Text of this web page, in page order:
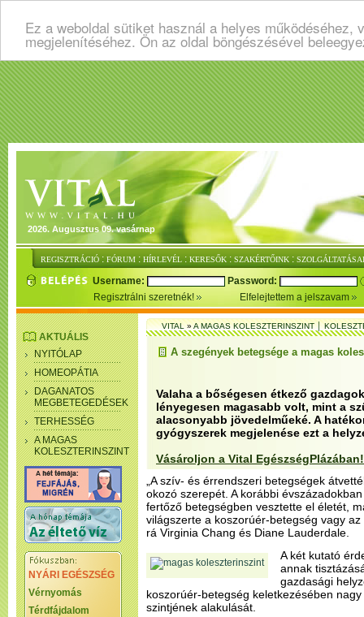
Ez a weboldal sütiket használ a helyes
megjelenítéséhez. Ön az oldal böngészésével
2026. Augusztus 09. vasárnap
REGISZTRÁCIÓ : FÓRUM : HÍRLEVÉL : KERESŐK : SZAKÉRTŐINK :
Username:
Password:
Regisztrálni szeretnék!
Elfelejtettem a jelszavam
AKTUÁLIS
NYITÓLAP
HOMEOPÁTIA
DAGANATOS
MEGBETEGEDÉSEK
TERHESSÉG
A MAGAS
KOLESZTERINSZINT
NYÁRI EGÉSZSÉG
Vérnyomás
Térdfájdalom
VITAL»A MAGAS KOLESZTERINSZINT │
A szegények betegsége a magas
Valaha a bőségesen étkező
lényegesen magasabb volt, mint a
alacsonyabb jövedelműeké. A
gyógyszerek megjelenése ezt a
Vásároljon a Vital
„A szív- és érrendszeri betegségek
okozó szerepét. A korábbi
fertőző betegségben vesztette el életét,
világszerte a koszorúér-betegség vagy
rá Virginia Chang és Diane Lauderdale.
A két kutató
annak
gazdasági
koszorúér-betegség keletkezésében
szintjének alakulását.